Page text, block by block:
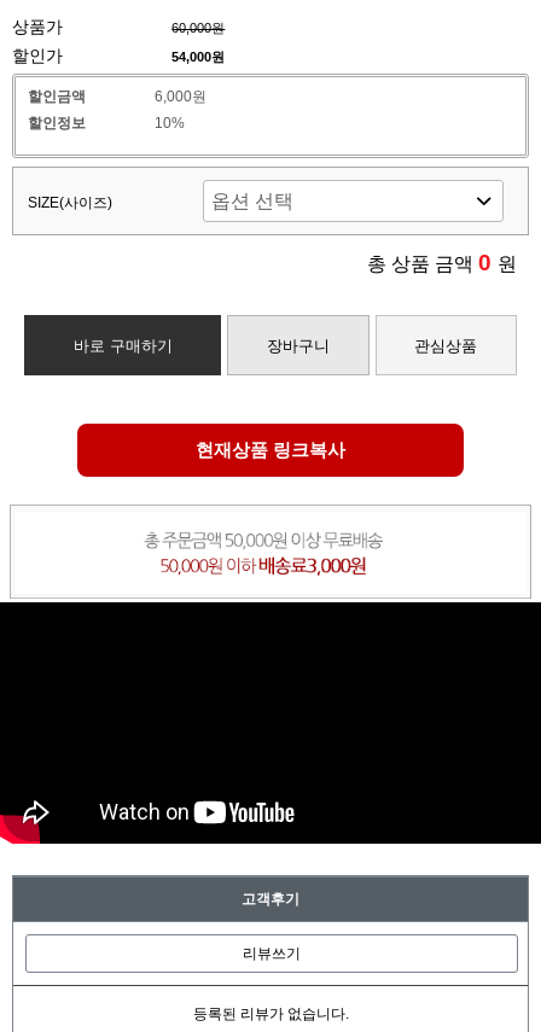
상품가 60,000원
할인가 54,000원
할인금액
6,000원
할인정보
10%
SIZE(사이즈)
총 상품 금액 0 원
바로 구매하기 장바구니 관심상품
현재상품 링크복사
고객후기
리뷰쓰기
등록된 리뷰가 없습니다.